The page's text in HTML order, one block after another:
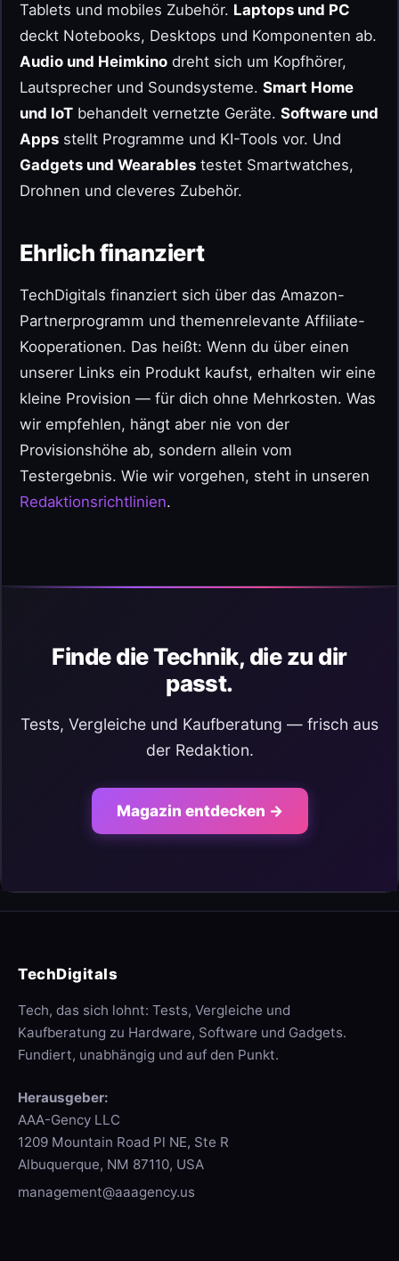
Tablets und mobiles Zubehör. Laptops und PC
deckt Notebooks, Desktops und Komponenten ab.
Audio und Heimkino dreht sich um Kopfhörer,
Lautsprecher und Soundsysteme. Smart Home
und IoT behandelt vernetzte Geräte. Software und
Apps stellt Programme und KI-Tools vor. Und
Gadgets und Wearables testet Smartwatches,
Drohnen und cleveres Zubehör.
Ehrlich finanziert
TechDigitals finanziert sich über das Amazon-
Partnerprogramm und themenrelevante Affiliate-
Kooperationen. Das heißt: Wenn du über einen
unserer Links ein Produkt kaufst, erhalten wir eine
kleine Provision — für dich ohne Mehrkosten. Was
wir empfehlen, hängt aber nie von der
Provisionshöhe ab, sondern allein vom
Testergebnis. Wie wir vorgehen, steht in unseren
Redaktionsrichtlinien.
Finde die Technik, die zu dir
passt.
Tests, Vergleiche und Kaufberatung — frisch aus
der Redaktion.
Magazin entdecken →
TechDigitals
Tech, das sich lohnt: Tests, Vergleiche und
Kaufberatung zu Hardware, Software und Gadgets.
Fundiert, unabhängig und auf den Punkt.
Herausgeber:
AAA-Gency LLC
1209 Mountain Road Pl NE, Ste R
Albuquerque, NM 87110, USA
management@aaagency.us